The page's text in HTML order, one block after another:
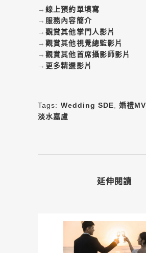
→線上預約單填寫
→ 服務內容簡介
→觀賞其他掌門人影片
→觀賞其他視覺總監影片
→觀賞其他首席攝影師影片
→ 更多精選影片
Tags: Wedding SDE 婚禮MV
淡水嘉盧
延伸閱讀